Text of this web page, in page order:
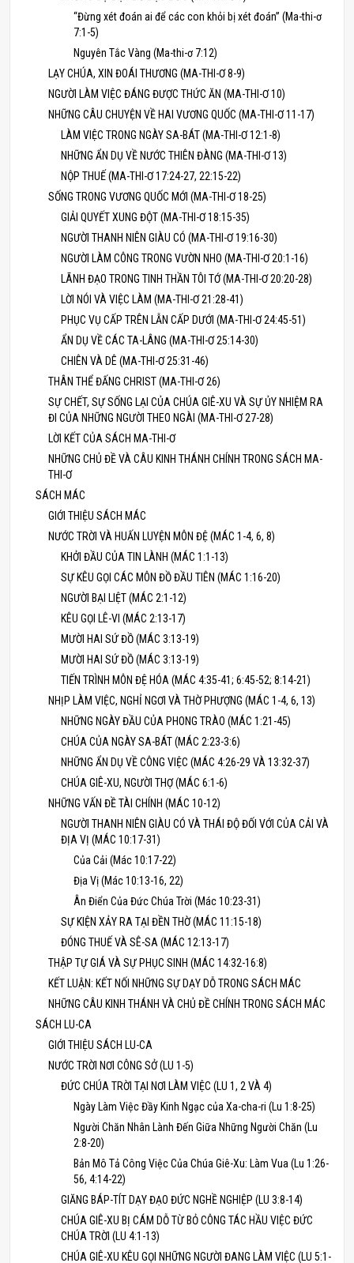
“Đừng xét đoán ai để các con khỏi bị xét đoán” (Ma-thi-ơ
7:1-5)
Nguyên Tắc Vàng (Ma-thi-ơ 7:12)
LẠY CHÚA, XIN ĐOÁI THƯƠNG (MA-THI-Ơ 8-9)
NGƯỜI LÀM VIỆC ĐÁNG ĐƯỢC THỨC ĂN (MA-THI-Ơ 10)
NHỮNG CÂU CHUYỆN VỀ HAI VƯƠNG QUỐC (MA-THI-Ơ 11-17)
LÀM VIỆC TRONG NGÀY SA-BÁT (MA-THI-Ơ 12:1-8)
NHỮNG ẨN DỤ VỀ NƯỚC THIÊN ĐÀNG (MA-THI-Ơ 13)
NỘP THUẾ (MA-THI-Ơ 17:24-27, 22:15-22)
SỐNG TRONG VƯƠNG QUỐC MỚI (MA-THI-Ơ 18-25)
GIẢI QUYẾT XUNG ĐỘT (MA-THI-Ơ 18:15-35)
NGƯỜI THANH NIÊN GIÀU CÓ (MA-THI-Ơ 19:16-30)
NGƯỜI LÀM CÔNG TRONG VƯỜN NHO (MA-THI-Ơ 20:1-16)
LÃNH ĐẠO TRONG TINH THẦN TÔI TỚ (MA-THI-Ơ 20:20-28)
LỜI NÓI VÀ VIỆC LÀM (MA-THI-Ơ 21:28-41)
PHỤC VỤ CẤP TRÊN LẪN CẤP DƯỚI (MA-THI-Ơ 24:45-51)
ẨN DỤ VỀ CÁC TA-LÂNG (MA-THI-Ơ 25:14-30)
CHIÊN VÀ DÊ (MA-THI-Ơ 25:31-46)
THÂN THỂ ĐẤNG CHRIST (MA-THI-Ơ 26)
SỰ CHẾT, SỰ SỐNG LẠI CỦA CHÚA GIÊ-XU VÀ SỰ ỦY NHIỆM RA
ĐI CỦA NHỮNG NGƯỜI THEO NGÀI (MA-THI-Ơ 27-28)
LỜI KẾT CỦA SÁCH MA-THI-Ơ
NHỮNG CHỦ ĐỀ VÀ CÂU KINH THÁNH CHÍNH TRONG SÁCH MA-
THI-Ơ
SÁCH MÁC
GIỚI THIỆU SÁCH MÁC
NƯỚC TRỜI VÀ HUẤN LUYỆN MÔN ĐỆ (MÁC 1-4, 6, 8)
KHỞI ĐẦU CỦA TIN LÀNH (MÁC 1:1-13)
SỰ KÊU GỌI CÁC MÔN ĐỒ ĐẦU TIÊN (MÁC 1:16-20)
NGƯỜI BẠI LIỆT (MÁC 2:1-12)
KÊU GỌI LÊ-VI (MÁC 2:13-17)
MƯỜI HAI SỨ ĐỒ (MÁC 3:13-19)
MƯỜI HAI SỨ ĐỒ (MÁC 3:13-19)
TIẾN TRÌNH MÔN ĐỆ HÓA (MÁC 4:35-41; 6:45-52; 8:14-21)
NHỊP LÀM VIỆC, NGHỈ NGƠI VÀ THỜ PHƯỢNG (MÁC 1-4, 6, 13)
NHỮNG NGÀY ĐẦU CỦA PHONG TRÀO (MÁC 1:21-45)
CHÚA CỦA NGÀY SA-BÁT (MÁC 2:23-3:6)
NHỮNG ẨN DỤ VỀ CÔNG VIỆC (MÁC 4:26-29 VÀ 13:32-37)
CHÚA GIÊ-XU, NGƯỜI THỢ (MÁC 6:1-6)
NHỮNG VẤN ĐỀ TÀI CHÍNH (MÁC 10-12)
NGƯỜI THANH NIÊN GIÀU CÓ VÀ THÁI ĐỘ ĐỐI VỚI CỦA CẢI VÀ
ĐỊA VỊ (MÁC 10:17-31)
Của Cải (Mác 10:17-22)
Địa Vị (Mác 10:13-16, 22)
Ân Điển Của Đức Chúa Trời (Mác 10:23-31)
SỰ KIỆN XẢY RA TẠI ĐỀN THỜ (MÁC 11:15-18)
ĐÓNG THUẾ VÀ SÊ-SA (MÁC 12:13-17)
THẬP TỰ GIÁ VÀ SỰ PHỤC SINH (MÁC 14:32-16:8)
KẾT LUẬN: KẾT NỐI NHỮNG SỰ DẠY DỖ TRONG SÁCH MÁC
NHỮNG CÂU KINH THÁNH VÀ CHỦ ĐỀ CHÍNH TRONG SÁCH MÁC
SÁCH LU-CA
GIỚI THIỆU SÁCH LU-CA
NƯỚC TRỜI NƠI CÔNG SỞ (LU 1-5)
ĐỨC CHÚA TRỜI TẠI NƠI LÀM VIỆC (LU 1, 2 VÀ 4)
Ngày Làm Việc Đầy Kinh Ngạc của Xa-cha-ri (Lu 1:8-25)
Người Chăn Nhân Lành Đến Giữa Những Người Chăn (Lu
2:8-20)
Bản Mô Tả Công Việc Của Chúa Giê-Xu: Làm Vua (Lu 1:26-
56, 4:14-22)
GIĂNG BÁP-TÍT DẠY ĐẠO ĐỨC NGHỀ NGHIỆP (LU 3:8-14)
CHÚA GIÊ-XU BỊ CÁM DỖ TỪ BỎ CÔNG TÁC HẦU VIỆC ĐỨC
CHÚA TRỜI (LU 4:1-13)
CHÚA GIÊ-XU KÊU GỌI NHỮNG NGƯỜI ĐANG LÀM VIỆC (LU 5:1-